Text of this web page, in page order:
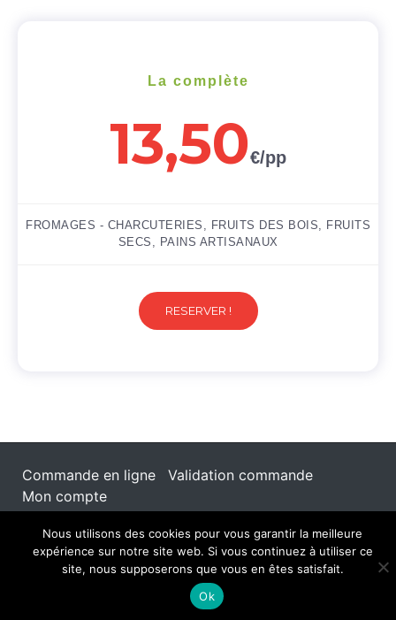
La complète
13,50€/pp
FROMAGES - CHARCUTERIES, FRUITS DES BOIS, FRUITS
SECS, PAINS ARTISANAUX
RESERVER !
Commande en ligne
Validation commande
Mon compte
reserved.
Nous utilisons des cookies pour vous garantir la meilleure
expérience sur notre site web. Si vous continuez à utiliser ce
site, nous supposerons que vous en êtes satisfait.
Ok